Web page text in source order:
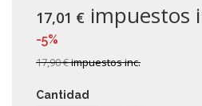
17,01 € impuestos
-5%
17,90 €impuestos inc.
Cantidad